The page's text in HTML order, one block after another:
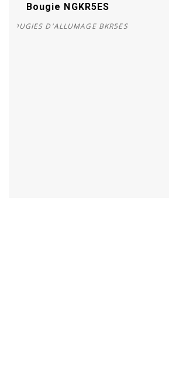
Bougie NGKR5ES
BOUGIES D'ALLUMAGE BKR5ES